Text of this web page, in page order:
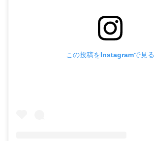
この投稿をInstagramで見る